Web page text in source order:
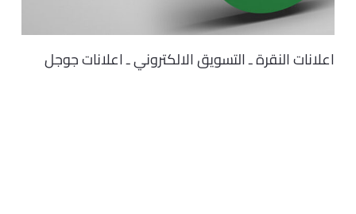
اعلانات النقرة ـ التسويق الالكتروني ـ اعلانات جوجل